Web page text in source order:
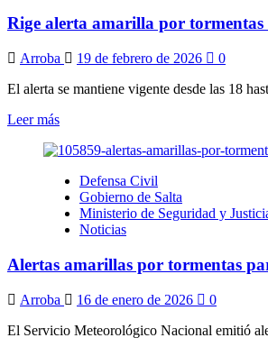
Ejercicio
NOA
en
Rige alerta amarilla por tormentas
Arroba 19 de febrero de 2026
0
El alerta se mantiene vigente desde las 18
Leer másLeer
sobre
alerta
amarilla
por
tormentas
en
y
Centro
Defensa Civil
Gobierno de Salta
Ministerio de Seguridad y
Noticias
Alertas amarillas por tormentas
Arroba 16 de enero de 2026
0
El Servicio Meteorológico Nacional emitió